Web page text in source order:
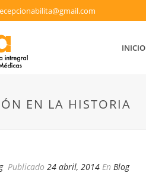
INICIO
EN LA HISTORIA
Publicado 24 abril, 2014 En Blog